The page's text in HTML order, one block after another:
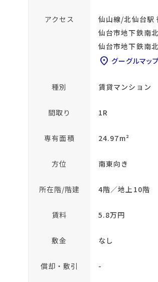
アクセス
仙山線/北仙台駅
仙台市地下鉄南
仙台市地下鉄南
location_on グーグルマッ
種別 賃貸マンション
間取り 1R
専有面積 24.97m²
方位 南東向き
所在階/階建 4階／地上10階
賃料 5.8万円
敷金 なし
償却・敷引 -